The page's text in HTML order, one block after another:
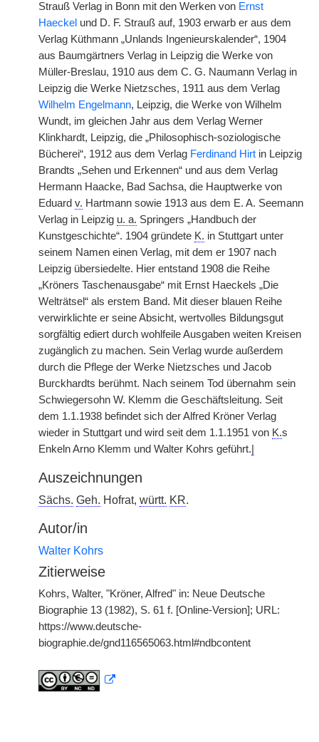
Strauß Verlag in Bonn mit den Werken von Ernst
Haeckel und D. F. Strauß auf, 1903 erwarb er aus dem
Verlag Küthmann „Unlands Ingenieurskalender“, 1904
aus Baumgärtners Verlag in Leipzig die Werke von
Müller-Breslau, 1910 aus dem C. G. Naumann Verlag in
Leipzig die Werke Nietzsches, 1911 aus dem Verlag
Wilhelm Engelmann, Leipzig, die Werke von Wilhelm
Wundt, im gleichen Jahr aus dem Verlag Werner
Klinkhardt, Leipzig, die „Philosophisch-soziologische
Bücherei“, 1912 aus dem Verlag Ferdinand Hirt in Leipzig
Brandts „Sehen und Erkennen“ und aus dem Verlag
Hermann Haacke, Bad Sachsa, die Hauptwerke von
Eduard v. Hartmann sowie 1913 aus dem E. A. Seemann
Verlag in Leipzig u. a. Springers „Handbuch der
Kunstgeschichte“. 1904 gründete K. in Stuttgart unter
seinem Namen einen Verlag, mit dem er 1907 nach
Leipzig übersiedelte. Hier entstand 1908 die Reihe
„Kröners Taschenausgabe“ mit Ernst Haeckels „Die
Welträtsel“ als erstem Band. Mit dieser blauen Reihe
verwirklichte er seine Absicht, wertvolles Bildungsgut
sorgfältig ediert durch wohlfeile Ausgaben weiten Kreisen
zugänglich zu machen. Sein Verlag wurde außerdem
durch die Pflege der Werke Nietzsches und Jacob
Burckhardts berühmt. Nach seinem Tod übernahm sein
Schwiegersohn W. Klemm die Geschäftsleitung. Seit
dem 1.1.1938 befindet sich der Alfred Kröner Verlag
wieder in Stuttgart und wird seit dem 1.1.1951 von K.s
Enkeln Arno Klemm und Walter Kohrs geführt.
Auszeichnungen
Sächs. Geh. Hofrat, württ. KR.
Autor/in
Walter Kohrs
Zitierweise
Kohrs, Walter, "Kröner, Alfred" in: Neue Deutsche
Biographie 13 (1982), S. 61 f. [Online-Version]; URL:
https://www.deutsche-
biographie.de/gnd116565063.html#ndbcontent